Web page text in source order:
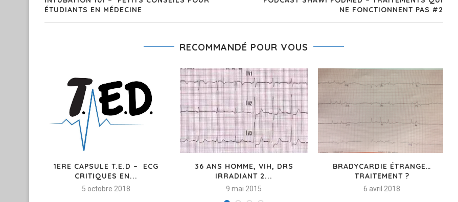
ÉTUDIANTS EN MÉDECINE
NE FONCTIONNENT PAS #2
RECOMMANDÉ POUR VOUS
1ERE CAPSULE T.E.D – ECG
CRITIQUES EN...
5 octobre 2018
36 ANS HOMME, VIH, DRS
IRRADIANT 2...
9 mai 2015
BRADYCARDIE ÉTRANGE…
TRAITEMENT ?
6 avril 2018